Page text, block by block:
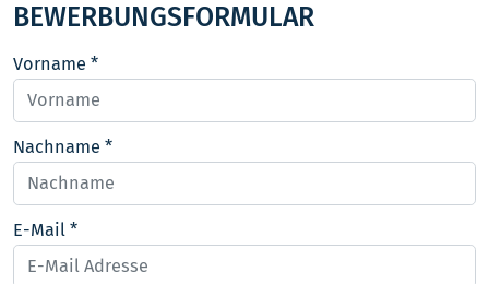
BEWERBUNGSFORMULAR
Vorname *
Nachname *
E-Mail *